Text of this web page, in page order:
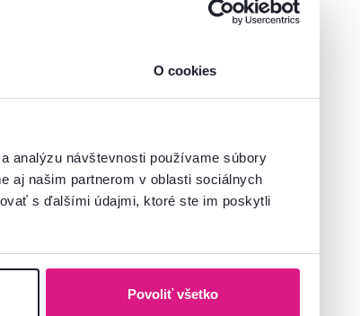
O cookies
analýzu návštevnosti používame súbory
aj našim partnerom v oblasti sociálnych
s ďalšími údajmi, ktoré ste im poskytli
Povoliť všetko